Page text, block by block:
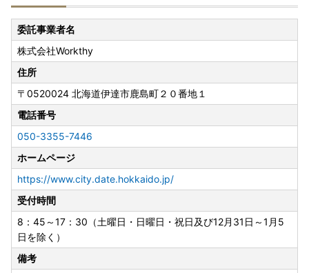
委託事業者名
株式会社Workthy
住所
〒0520024 北海道伊達市鹿島町２０番地１
電話番号
050-3355-7446
ホームページ
https://www.city.date.hokkaido.jp/
受付時間
8：45～17：30（土曜日・日曜日・祝日及び12月31日～1月5
日を除く）
備考